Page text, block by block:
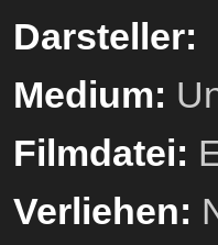
Darsteller:
Medium:
Filmdatei:
Verliehen: